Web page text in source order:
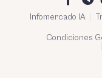
Infomercado IA
Condiciones